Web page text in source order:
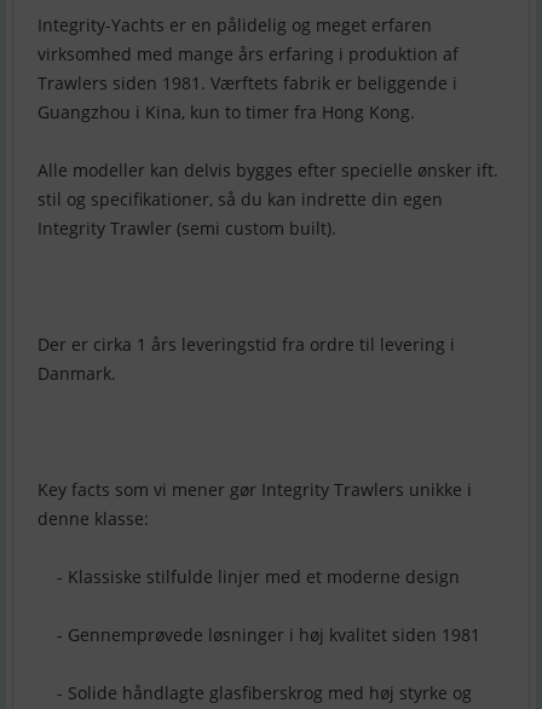
Integrity-Yachts er en pålidelig og meget erfaren
virksomhed med mange års erfaring i produktion af
Trawlers siden 1981. Værftets fabrik er beliggende i
Guangzhou i Kina, kun to timer fra Hong Kong.
Alle modeller kan delvis bygges efter specielle ønsker ift.
stil og specifikationer, så du kan indrette din egen
Integrity Trawler (semi custom built).
Der er cirka 1 års leveringstid fra ordre til levering i
Danmark.
Key facts som vi mener gør Integrity Trawlers unikke i
denne klasse:
- Klassiske stilfulde linjer med et moderne design
- Gennemprøvede løsninger i høj kvalitet siden 1981
- Solide håndlagte glasfiberskrog med høj styrke og